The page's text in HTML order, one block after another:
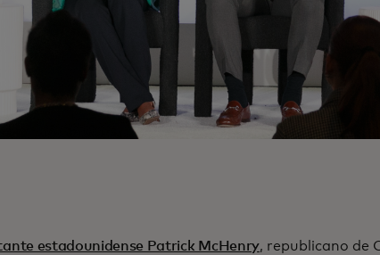
estadounidense Patrick McHenry, republicano de